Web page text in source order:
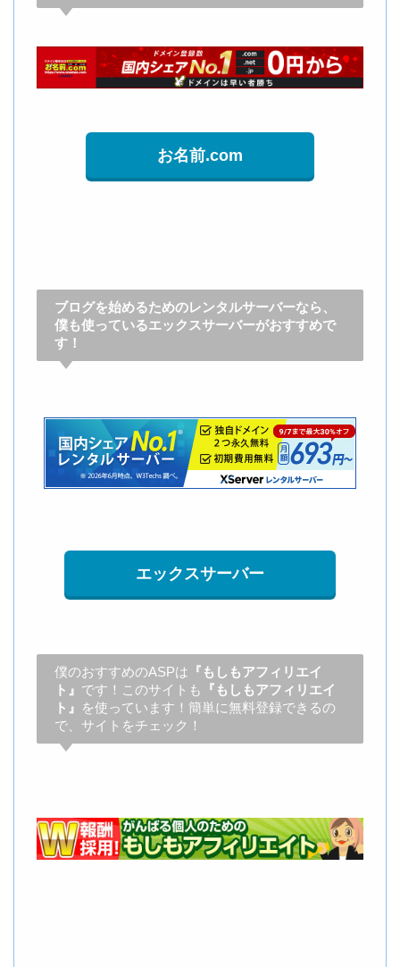
お名前.com
ブログを始めるためのレンタルサーバーなら、
僕も使っているエックスサーバーがおすすめで
す！
エックスサーバー
僕のおすすめのASPは 『もしもアフィリエイ
ト』 です！このサイトも
『もしもアフィリエイ
ト』 を使っています！簡単に無料登録できるの
で、サイトをチェック！